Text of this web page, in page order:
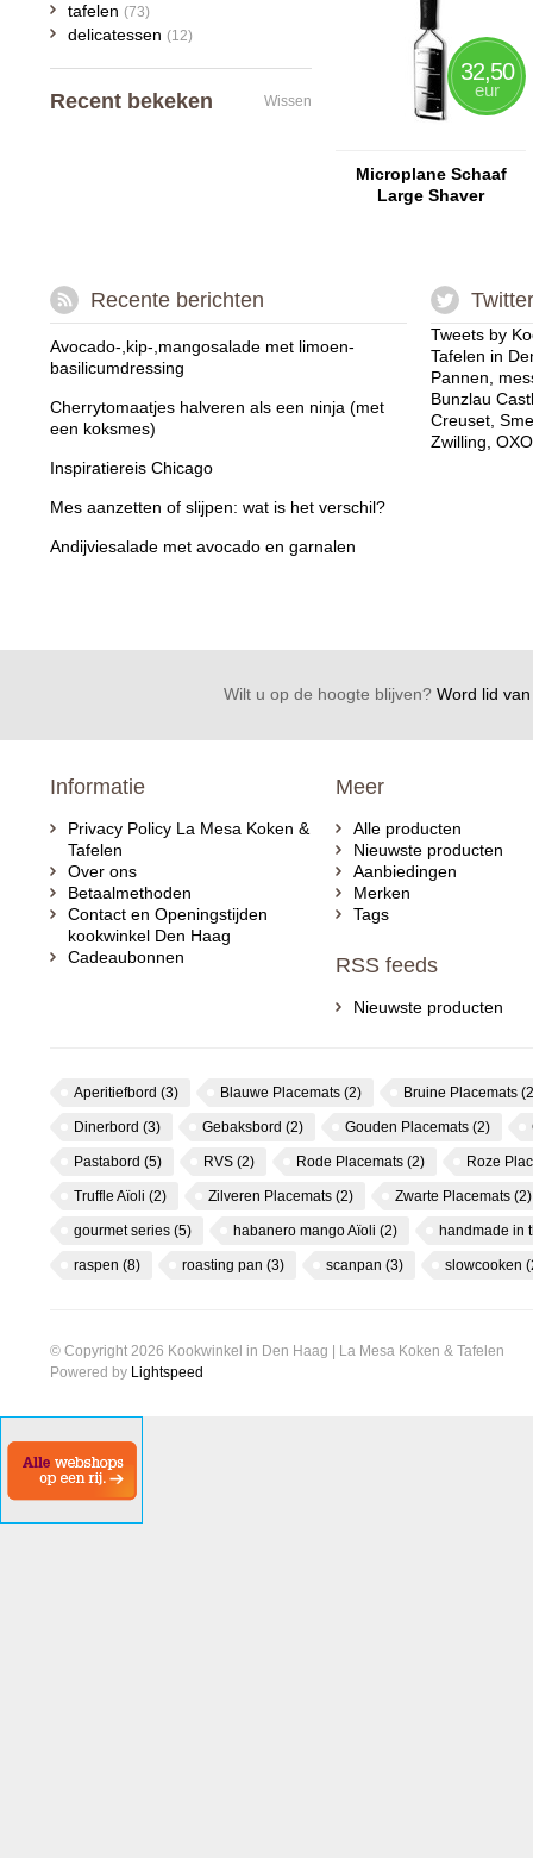
32,50
eur
Microplane Schaaf
Large Shaver
tafelen (73)
delicatessen (12)
Recent bekeken Wissen
Recente berichten
Avocado-,kip-,mangosalade met limoen-
basilicumdressing
Cherrytomaatjes halveren als een ninja (met
een koksmes)
Inspiratiereis Chicago
Mes aanzetten of slijpen: wat is het verschil?
Andijviesalade met avocado en garnalen
Twitter
Tweets by
Tafelen in
Pannen,
Bunzlau
Creuset,
Zwilling,
Wilt u op de hoogte blijven?Word lid van
Informatie
Privacy Policy La Mesa Koken &
Tafelen
Over ons
Betaalmethoden
Contact en Openingstijden
kookwinkel Den Haag
Cadeaubonnen
Meer
Alle producten
Nieuwste producten
Aanbiedingen
Merken
Tags
RSS feeds
Nieuwste producten
Aperitiefbord (3) Blauwe Placemats (2) Bruine Placemats
Dinerbord (3) Gebaksbord (2) Gouden Placemats (2)
Pastabord (5) RVS (2) Rode Placemats (2) Roze
Truffle Aïoli (2) Zilveren Placemats (2) Zwarte Placemats (2)
gourmet series (5) habanero mango Aïoli (2) handmade in
raspen (8) roasting pan (3) scanpan (3) slowcooken
© Copyright 2026 Kookwinkel in Den Haag | La Mesa Koken & Tafelen
Powered by Lightspeed